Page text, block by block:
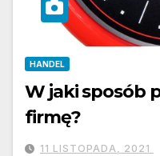
HANDEL
W jaki sposób
firmę?
11 LISTOPADA, 2021